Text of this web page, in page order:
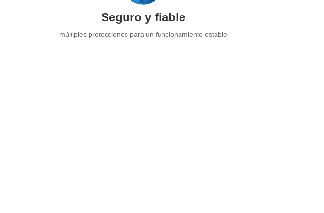
Seguro y fiable
múltiples protecciones para un funcionamiento estable